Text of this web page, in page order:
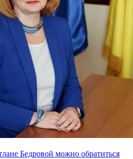
Бедровой можно обратиться